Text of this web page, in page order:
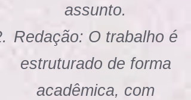
assunto.
Redação: O trabalho é
estruturado de forma
acadêmica, com